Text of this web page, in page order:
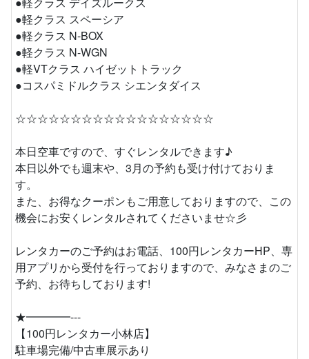
●軽クラス スペーシア
●軽クラス N-BOX
●軽クラス N-WGN
●軽VTクラス ハイゼットトラック
●コスパミドルクラス シエンタダイス
☆☆☆☆☆☆☆☆☆☆☆☆☆☆☆☆☆☆
本日空車ですので、すぐレンタルできます♪
本日以外でも週末や、3月の予約も受け付けておりま
す。
また、お得なクーポンもご用意しておりますので、この
機会にお安くレンタルされてくださいませ☆彡
レンタカーのご予約はお電話、100円レンタカーHP、専
用アプリから受付を行っておりますので、みなさまのご
予約、お待ちしております!
★━━━━---
【100円レンタカー小林店】
駐車場完備/中古車展示あり